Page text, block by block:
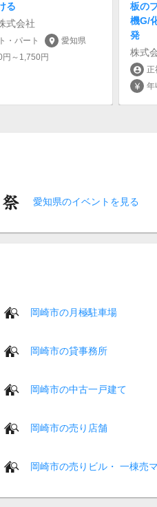
る
式会社
・パート location_on 愛知県
円～1,750円
板の
機G/
発
株式
account_circle 正
currency_yen 年
愛知県のイベントを見る
岡崎市の月極駐車場
岡崎市の貸事務所
岡崎市の中古一戸建て
岡崎市の売り店舗
岡崎市の売りビル・ 一棟売